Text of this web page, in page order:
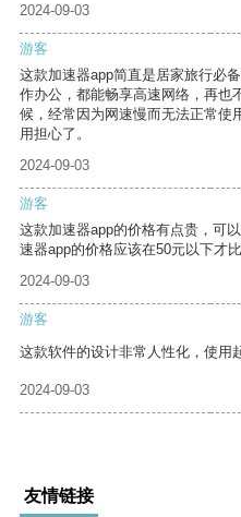
2024-09-03
游客
这款加速器app简直是居家旅行必
作办公，都能畅享高速网络，再也
候，经常因为网速慢而无法正常使
用担心了。
2024-09-03
游客
这款加速器app的价格有点贵，可
速器app的价格应该在50元以下才比
2024-09-03
游客
这款软件的设计非常人性化，使用
2024-09-03
友情链接